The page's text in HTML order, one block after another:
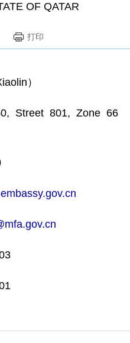
OF QATAR
打印
）
801, Zone 66